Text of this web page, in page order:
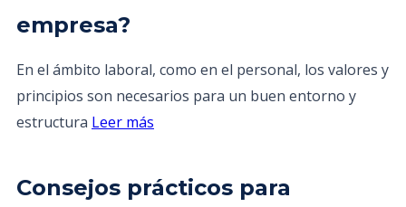
empresa?
En el ámbito laboral, como en el personal, los valores y
principios son necesarios para un buen entorno y
estructura Leer más
Consejos prácticos para